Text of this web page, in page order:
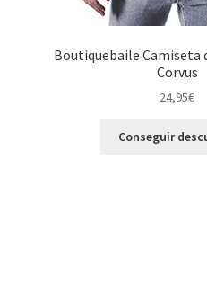
Boutiquebaile Camiseta
Corvus
24,95€
Conseguir